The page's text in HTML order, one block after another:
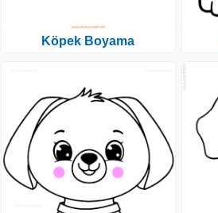
Köpek Boyama